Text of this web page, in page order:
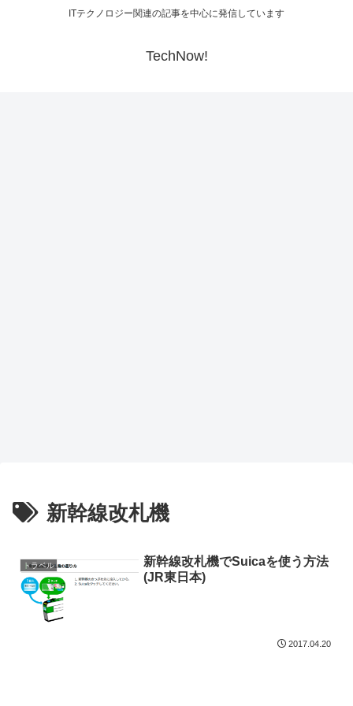
ITテクノロジー関連の記事を中心に発信しています
TechNow!
新幹線改札機
トラベル
新幹線改札機でSuicaを使う方法
(JR東日本)
2017.04.20